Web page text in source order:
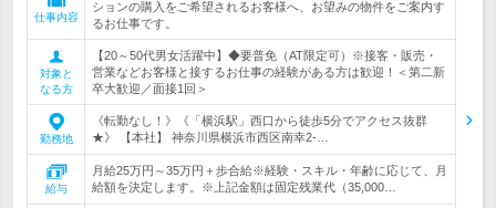
仕事内容
ションの購入をご希望されるお客様へ、お望みの物件をご案内す
るお仕事です。
対象と
なる方
【20～50代男女活躍中】◆要普免（AT限定可）※接客・販売・
営業などお客様と接するお仕事の経験がある方は歓迎！＜第二新
卒大歓迎／面接1回＞
勤務地
《転勤なし！》《「横浜駅」西口から徒歩5分でアクセス抜群
★》 【本社】 神奈川県横浜市西区南幸2-…
給与
月給25万円～35万円＋歩合給※経験・スキル・年齢に応じて、月
給額を決定します。※上記金額は固定残業代（35,000…